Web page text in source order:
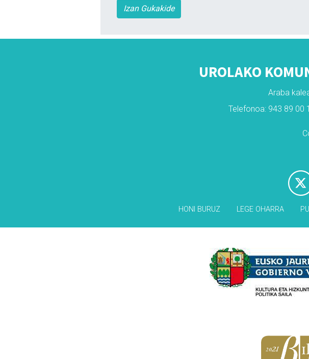
Izan Gukakide
UROLAKO
Araba
Telefonoa: 943 89 00
HONI BURUZ LEGE OHARRA